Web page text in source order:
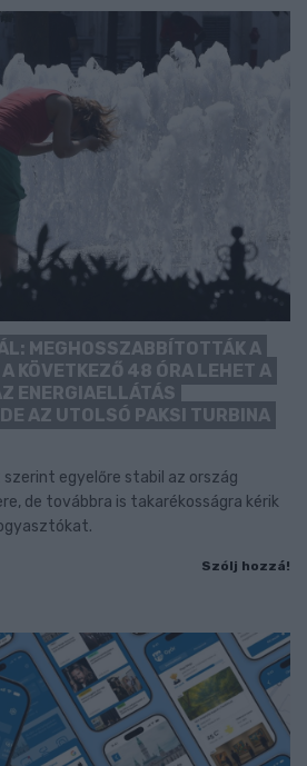
MEGHOSSZABBÍTOTTÁK A
KÖVETKEZŐ 48 ÓRA LEHET A
ENERGIAELLÁTÁS
AZ UTOLSÓ PAKSI TURBINA
szerint egyelőre stabil az ország
de továbbra is takarékosságra kérik
Szólj hozzá!